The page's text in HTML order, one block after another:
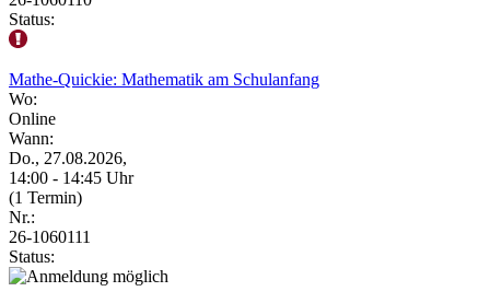
Status:
Mathe-Quickie: Mathematik am Schulanfang
Wo:
Online
Wann:
Do., 27.08.2026,
14:00 - 14:45 Uhr
(1 Termin)
Nr.:
26-1060111
Status: